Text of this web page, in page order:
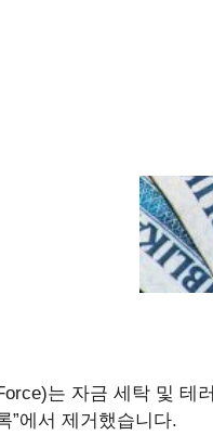
는 자금 세탁 및
”에서 제거했습니다.